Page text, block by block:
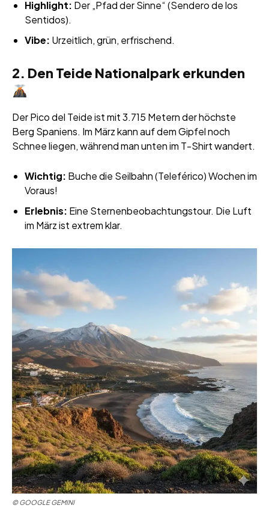
Highlight: Der „Pfad der Sinne“ (Sendero de los
Sentidos).
Vibe: Urzeitlich, grün, erfrischend.
2. Den Teide Nationalpark erkunden
Der Pico del Teide ist mit 3.715 Metern der höchste
Berg Spaniens. Im März kann auf dem Gipfel noch
Schnee liegen, während man unten im T-Shirt wandert.
Wichtig: Buche die Seilbahn (Teleférico) Wochen im
Voraus!
Erlebnis: Eine Sternenbeobachtungstour. Die Luft
im März ist extrem klar.
©GOOGLE GEMINI